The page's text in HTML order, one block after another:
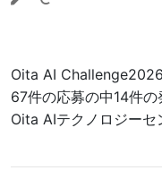
Oita AI Challenge2026
67件の応募の中14件の
Oita AIテクノロジーセ